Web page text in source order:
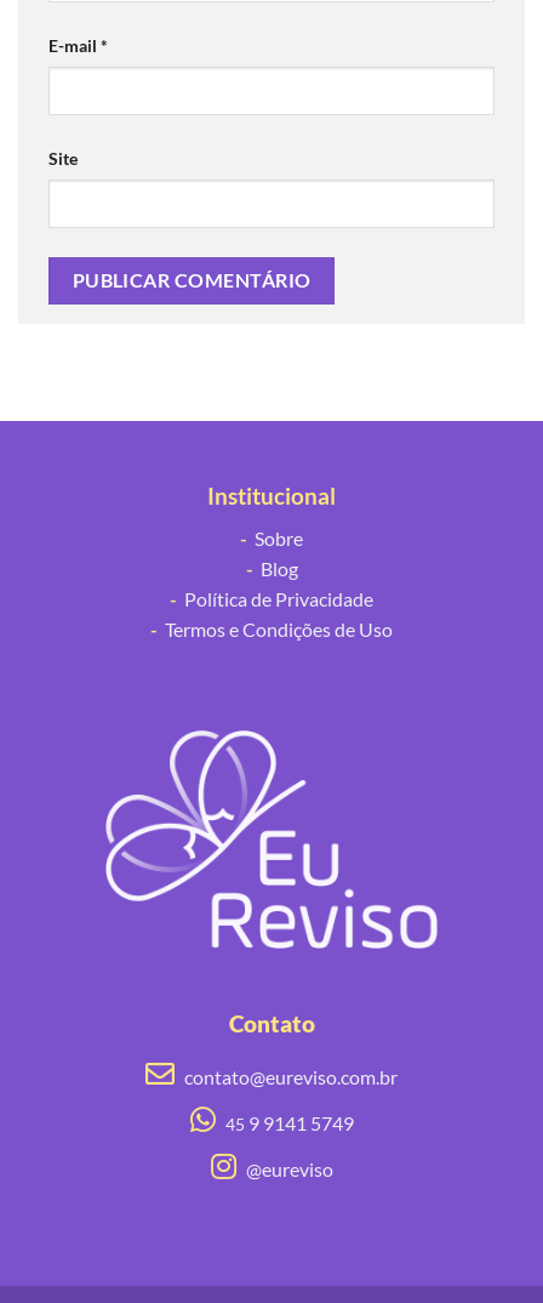
E-mail *
Site
Institucional
- Sobre
- Blog
- Política de Privacidade
- Termos e Condições de Uso
Contato
contato@eureviso.com.br
45 9 9141 5749
@eureviso